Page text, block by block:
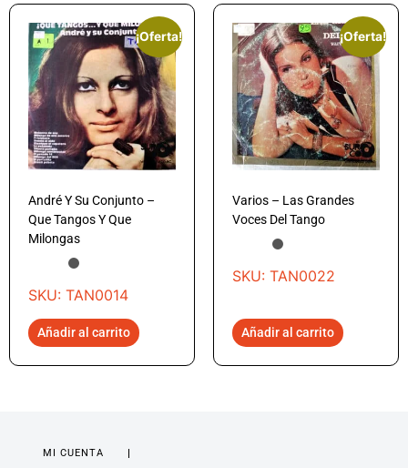
¡Oferta!
André Y Su Conjunto –
Que Tangos Y Que
Milongas
SKU: TAN0014
Añadir al carrito
¡Oferta!
Varios – Las Grandes
Voces Del Tango
SKU: TAN0022
Añadir al carrito
MI CUENTA